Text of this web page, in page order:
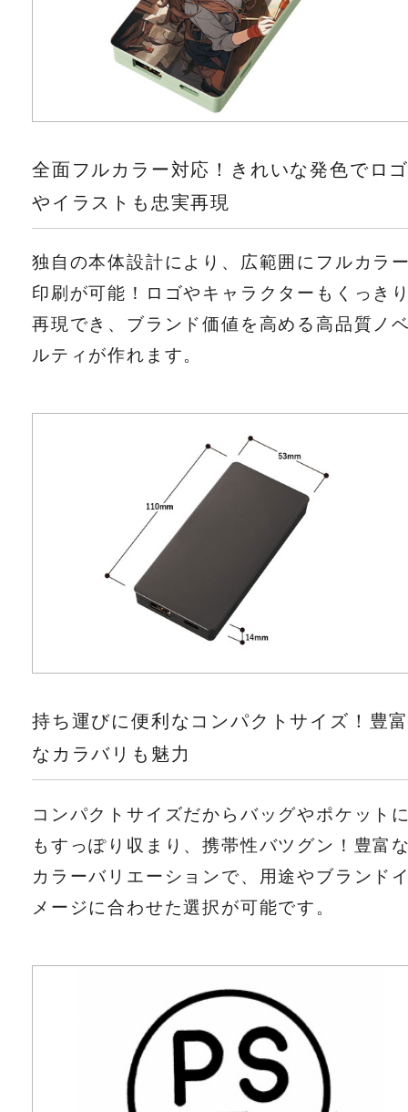
全面フルカラー対応！きれいな発色でロ
やイラストも忠実再現
独自の本体設計により、広範囲にフルカラ
印刷が可能！ロゴやキャラクターもくっき
再現でき、ブランド価値を高める高品質ノ
ルティが作れます。
持ち運びに便利なコンパクトサイズ！豊
なカラバリも魅力
コンパクトサイズだからバッグやポケット
もすっぽり収まり、携帯性バツグン！豊富
カラーバリエーションで、用途やブランド
メージに合わせた選択が可能です。